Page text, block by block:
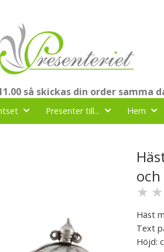
så skickas din order samma
Presenter till... Hem
★ ★
Häst
Text
Höjd: